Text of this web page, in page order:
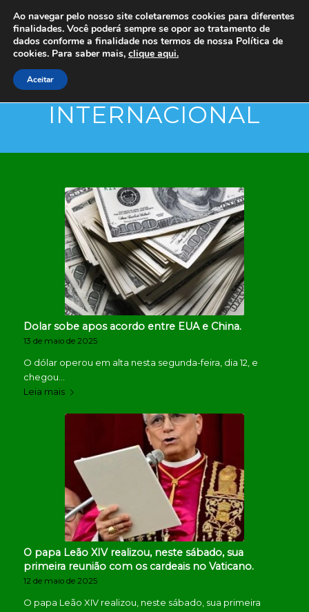
INTERNACIONAL
Dolar sobe apos acordo entre EUA e China.
13 de maio de 2025
O dólar operou em alta nesta segunda-feira, dia 12, e
chegou…
Leia mais
O papa Leão XIV realizou, neste sábado, sua
primeira reunião com os cardeais no Vaticano.
12 de maio de 2025
O papa Leão XIV realizou, neste sábado, sua primeira
Ao navegar pelo nosso site coletaremos cookies para diferentes
finalidades. Você poderá sempre se opor ao tratamento de
dados conforme a finalidade nos termos de nossa Política de
cookies. Para saber mais, clique aqui.
Aceitar